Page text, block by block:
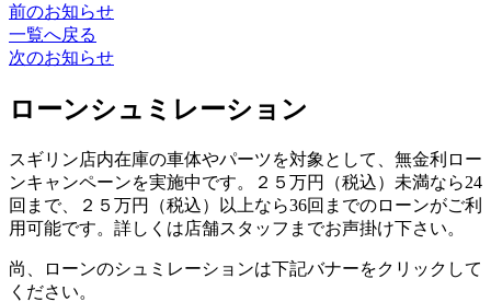
前のお知らせ
一覧へ戻る
次のお知らせ
ローンシュミレーション
スギリン店内在庫の車体やパーツを対象として、無金利ロー
ンキャンペーンを実施中です。２５万円（税込）未満なら24
回まで、２５万円（税込）以上なら36回までのローンがご利
用可能です。詳しくは店舗スタッフまでお声掛け下さい。
尚、ローンのシュミレーションは下記バナーをクリックして
ください。